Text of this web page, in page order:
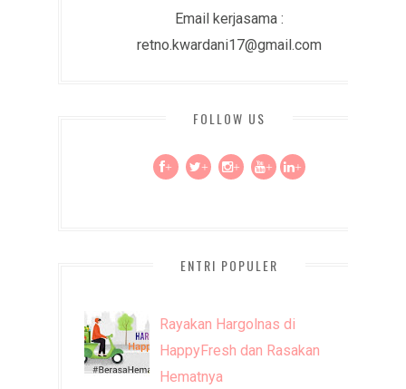
Email kerjasama :
retno.kwardani17@gmail.com
FOLLOW US
+ + + + +
ENTRI POPULER
Rayakan Hargolnas di
HappyFresh dan Rasakan
Hematnya